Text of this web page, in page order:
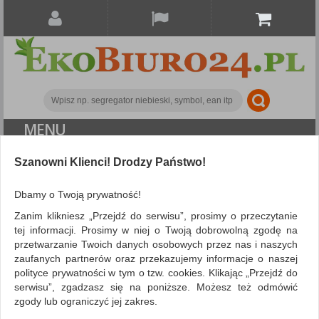
MENU
ALL CATEGORIES
FILTRY
Search
NIE ZNALEZIONO PRODUKTÓW
Nie odnaleziono produktów wg przyjętych kryteriów
PODPOWIEDZI
Szanowni Klienci! Drodzy Państwo!
Dbamy o Twoją prywatność!
Zanim klikniesz „Przejdź do serwisu”, prosimy o przeczytanie
tej informacji. Prosimy w niej o Twoją dobrowolną zgodę na
przetwarzanie Twoich danych osobowych przez nas i naszych
zaufanych partnerów oraz przekazujemy informacje o naszej
polityce prywatności w tym o tzw. cookies. Klikając „Przejdź do
serwisu”, zgadzasz się na poniższe. Możesz też odmówić
zgody lub ograniczyć jej zakres.